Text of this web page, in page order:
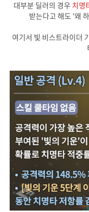
대부분 딜러의 경우 치명
받는다고 해도 '왜
여기서 빛 비스트라이더